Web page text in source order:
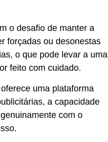
o desafio de manter a
forçadas ou desonestas
o que pode levar a uma
feito com cuidado.
uma plataforma
a capacidade
com o